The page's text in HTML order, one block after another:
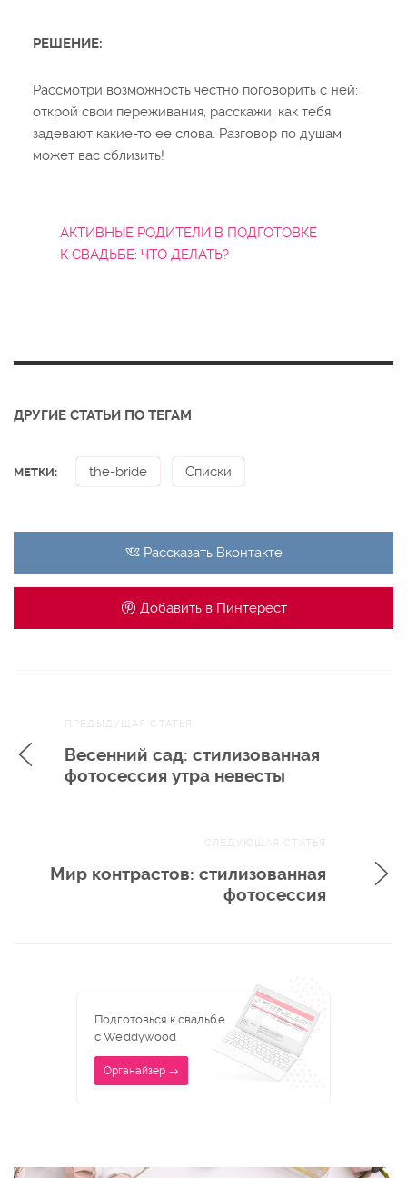
РЕШЕНИЕ:
Рассмотри возможность честно поговорить с ней:
открой свои переживания, расскажи, как тебя
задевают какие-то ее слова. Разговор по душам
может вас сблизить!
АКТИВНЫЕ РОДИТЕЛИ В ПОДГОТОВКЕ
К СВАДЬБЕ: ЧТО ДЕЛАТЬ?
ДРУГИЕ СТАТЬИ ПО ТЕГАМ
МЕТКИ: the-bride Списки
Рассказать Вконтакте
Добавить в Пинтерест
НавигацияПРЕДЫДУЩАЯ СТАТЬЯ
Весенний сад: стилизованная
фотосессия утра невесты
СЛЕДУЮЩАЯ СТАТЬЯ
Мир контрастов: стилизованная
фотосессия
Подготовься к свадьбе
с Weddywood
Органайзер →